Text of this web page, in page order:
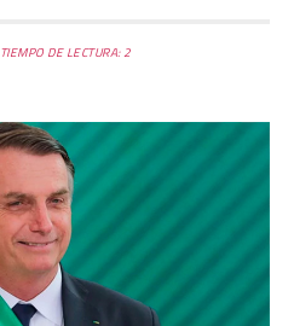
TIEMPO DE LECTURA: 2